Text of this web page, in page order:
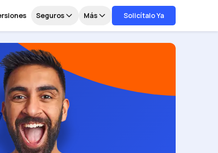
Seguros Más Solicítalo Ya